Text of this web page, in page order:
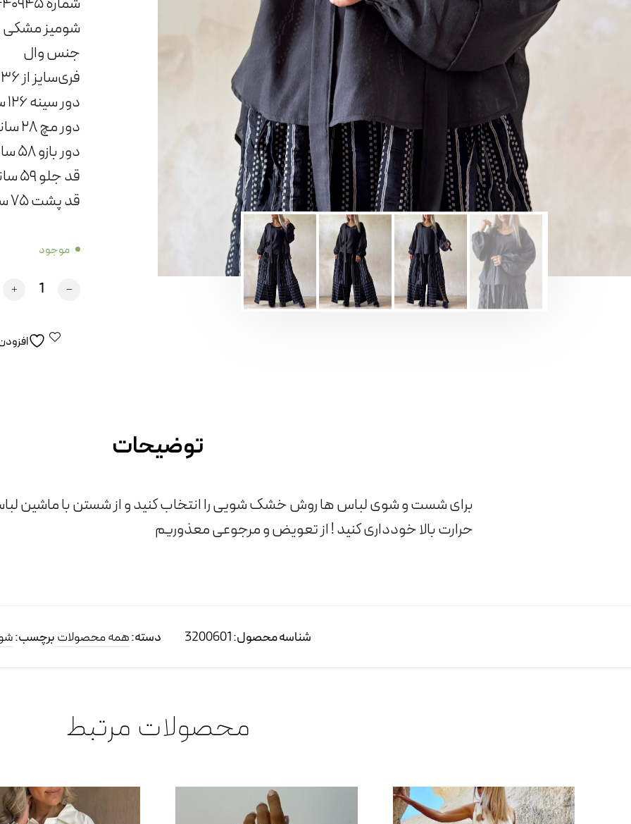
شومیز مشکی
جنس وال
فری‌سایز از ۳۶ تا ۴۸
دور سینه ۱۲۶ سانتیمتر
دور مچ ۲۸ سانتیمتر
دور بازو ۵۸ سانتیمتر
قد جلو ۵۹ سانتیمتر
قد پشت ۷۵ سانتیمتر
موجود
توضیحات
برای شست و شوی لباس ها روش خشک شویی را انتخاب کنید و از شستن با ماشین
حرارت بالا خودداری کنید ! از تعویض و مرجوعی معذوریم
شناسه محصول:3200601 دسته:همه محصولاتبرچسب:
محصولات مرتبط